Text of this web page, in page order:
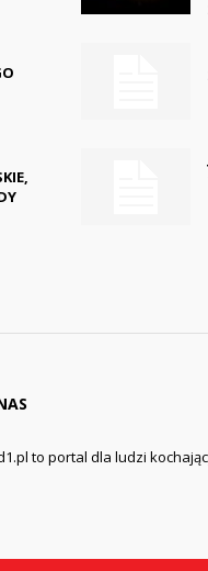
to portal dla ludzi